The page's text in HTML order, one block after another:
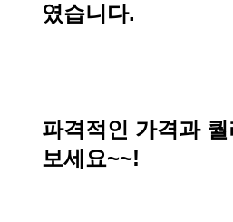
였습니다.
파격적인 가격과
보세요~~!